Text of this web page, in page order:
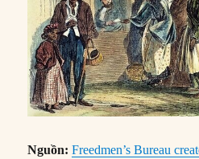
Nguồn:Freedmen’s Bureau